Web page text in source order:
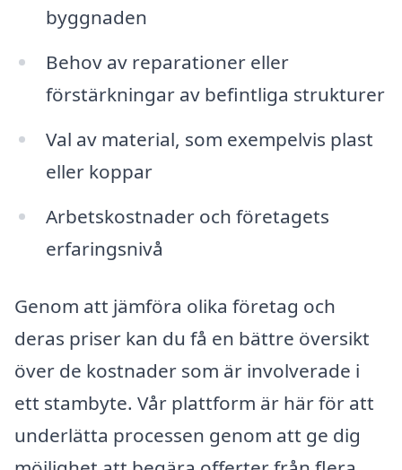
byggnaden
Behov av reparationer eller
förstärkningar av befintliga strukturer
Val av material, som exempelvis plast
eller koppar
Arbetskostnader och företagets
erfaringsnivå
Genom att jämföra olika företag och
deras priser kan du få en bättre översikt
över de kostnader som är involverade i
ett stambyte. Vår plattform är här för att
underlätta processen genom att ge dig